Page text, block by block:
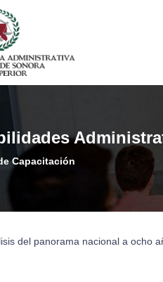
Capacitación
del panorama nacional a ocho